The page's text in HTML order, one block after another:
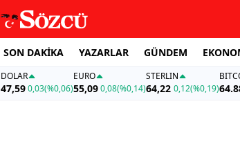
SON DAKİKA YAZARLAR GÜNDEM
DOLAR
47,590,03(%0,06)
EURO
55,09 0,08(%0,14)
STERLIN
64,22 0,12(%0,19)